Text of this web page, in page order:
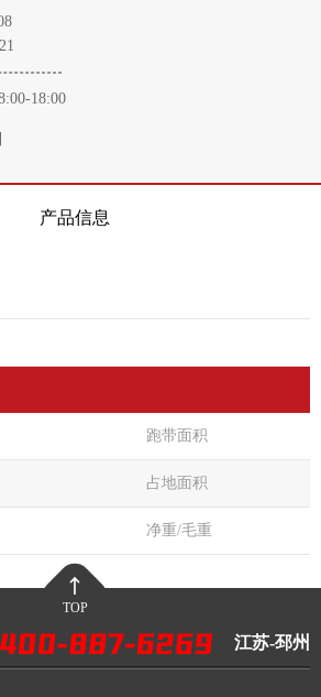
18:00
产品信息
跑带面积
占地面积
净重/毛重
TOP
江苏-邳州